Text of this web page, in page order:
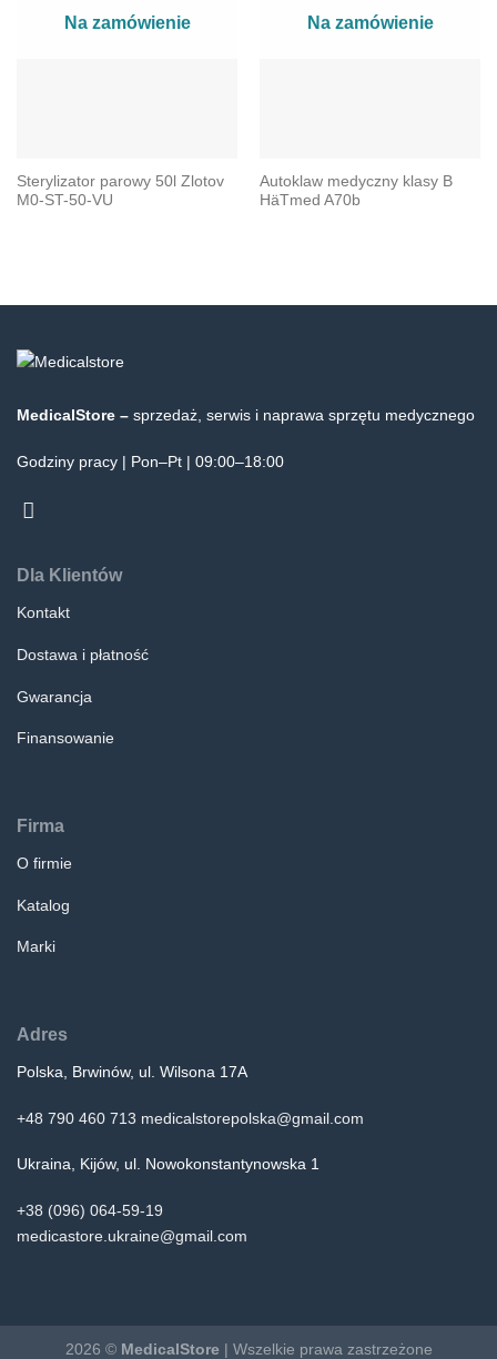
Na zamówienie
Sterylizator parowy 50l Zlotov
М0-ST-50-VU
Na zamówienie
Autoklaw medyczny klasy B
HäTmed A70b
MedicalStore – sprzedaż, serwis i naprawa sprzętu medycznego
Godziny pracy | Pon–Pt | 09:00–18:00
Dla Klientów
Kontakt
Dostawa i płatność
Gwarancja
Finansowanie
Firma
O firmie
Katalog
Marki
Adres
Polska, Brwinów, ul. Wilsona 17A
+48 790 460 713 medicalstorepolska@gmail.com
Ukraina, Kijów, ul. Nowokonstantynowska 1
+38 (096) 064-59-19
medicastore.ukraine@gmail.com
2026 © MedicalStore | Wszelkie prawa zastrzeżone